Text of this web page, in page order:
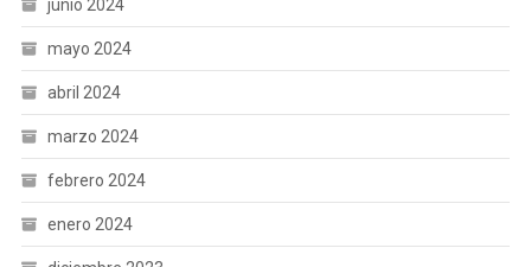
junio 2024
mayo 2024
abril 2024
marzo 2024
febrero 2024
enero 2024